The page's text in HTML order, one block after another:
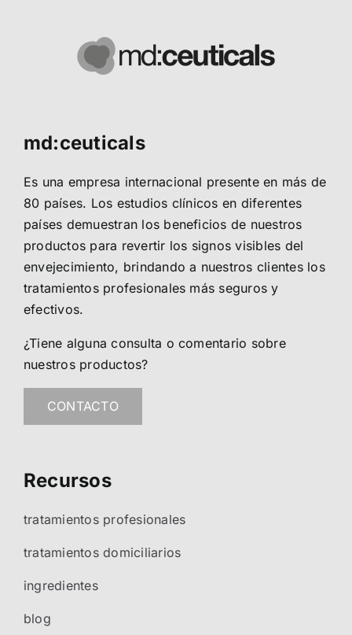
md:ceuticals
Es una empresa internacional presente en más de
80 países. Los estudios clínicos en diferentes
países demuestran los beneficios de nuestros
productos para revertir los signos visibles del
envejecimiento, brindando a nuestros clientes los
tratamientos profesionales más seguros y
efectivos.
¿Tiene alguna consulta o comentario sobre
nuestros productos?
CONTACTO
Recursos
tratamientos profesionales
tratamientos domiciliarios
ingredientes
blog